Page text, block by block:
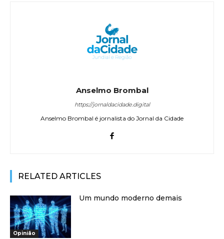
Anselmo Brombal
https://jornaldacidade.digital
Anselmo Brombal é jornalista do Jornal da Cidade
RELATED ARTICLES
Opinião
Um mundo moderno demais